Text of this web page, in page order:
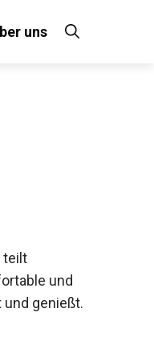
uns
teilt
und
genießt.